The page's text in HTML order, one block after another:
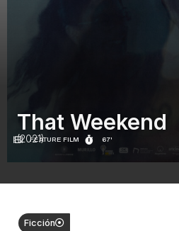
FEATURE FILM 67'
That Weekend
(2021)
Ficción